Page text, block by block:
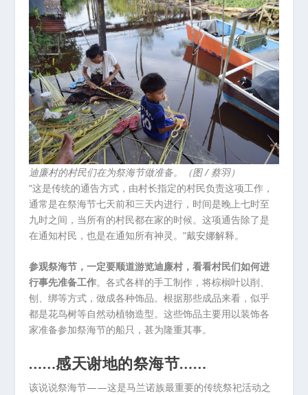
迪廉村的村民们在为祭海节做准备。（图 / 蔡羽）
“这是传统的通告方式，由村长指定的村民负责这项工作，
通常是在祭海节七天前和三天内进行，时间是晚上七时至
九时之间，当所有的村民都在家的时候。这项通告除了是
在通知村民，也是在通知所有神灵。”戴安娜解释。
参观祭海节，一定要顺道游览迪廉村，看看村民们如何进
行事先准备工作。各式各样的手工制作，将棕榈叶以削、
刨、绑等方式，做成各种饰品。根据那些成品来看，似乎
都是花鸟树等自然动植物造型。这些饰品主要用以装饰各
家准备参加祭海节的船只，甚为隆重其事。
……感天谢地的祭海节……
该说说祭海节——这是马兰诺族最重要的传统祭祀活动之